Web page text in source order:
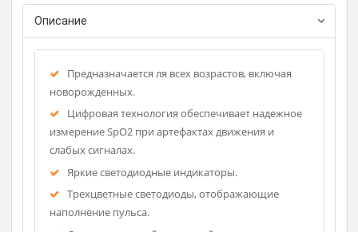
Регистрационное удостоверение
новорожденных.
Цифровая технология обеспечивает надежное